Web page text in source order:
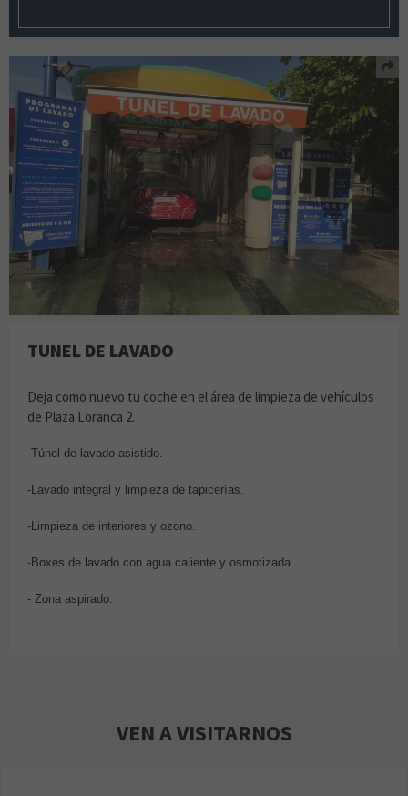
TUNEL DE LAVADO
Deja como nuevo tu coche en el área de limpieza de vehículos
de Plaza Loranca 2.
-Túnel de lavado asistido.
-Lavado integral y limpieza de tapicerías.
-Limpieza de interiores y ozono.
-Boxes de lavado con agua caliente y osmotizada.
- Zona aspirado.
VEN A VISITARNOS